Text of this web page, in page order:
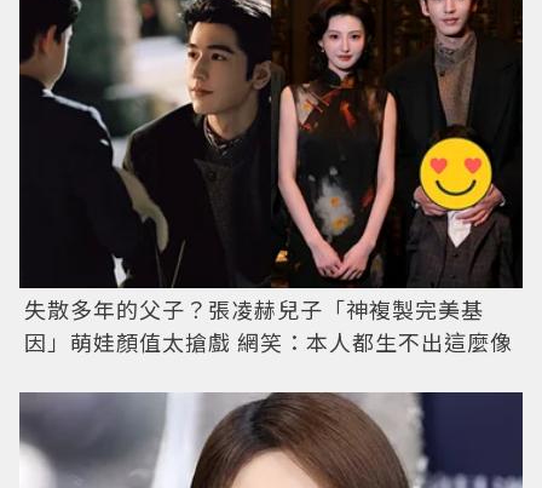
失散多年的父子？張凌赫兒子「神複製完美基
因」萌娃顏值太搶戲 網笑：本人都生不出這麼像